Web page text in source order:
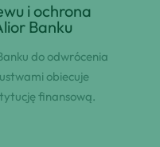
i ochrona
Banku
do odwrócenia
obiecuje
finansową.